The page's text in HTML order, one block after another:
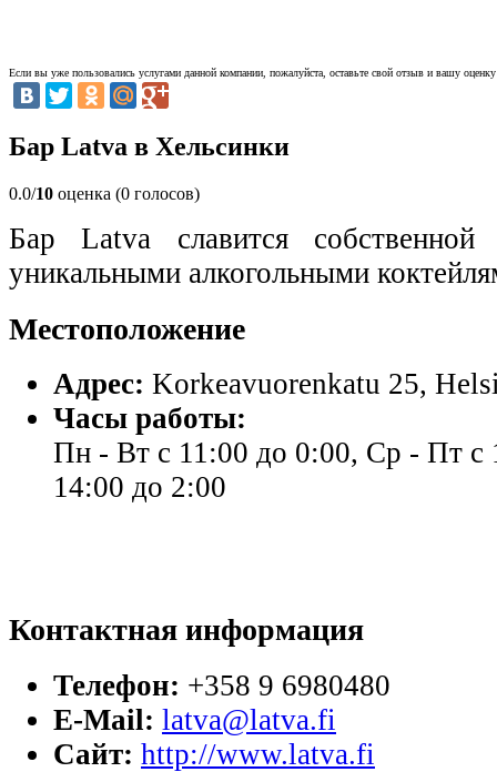
Если вы уже пользовались услугами данной компании, пожалуйста, оставьте свой отзыв и вашу
Бар Latva в Хельсинки
0.0/10 оценка (0 голосов)
Бар Latva славится собственной
уникальными алкогольными
Местоположение
Адрес: Korkeavuorenkatu 25,
Часы работы:
Пн - Вт с 11:00 до 0:00, Ср - Пт с
14:00 до 2:00
Контактная информация
Телефон: +358 9 6980480
E-Mail: latva@latva.fi
Сайт: http://www.latva.fi